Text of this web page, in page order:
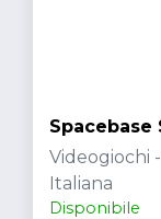
Spacebase
Videogiochi
Italiana
Disponibile